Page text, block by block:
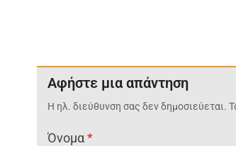
Αφήστε μια απάντηση
Η ηλ. διεύθυνση σας δεν δημοσιεύεται.
Όνομα*